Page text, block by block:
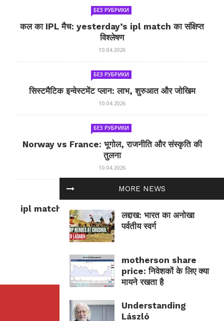
MORE NEWS
लद्दाख: भारत का अनोखा
पर्वतीय स्वर्ग
motherson share
price: निवेशकों के लिए क्या
मायने रखता है
Understanding
László
БЕЗ РУБРИКИ
कल का IPL मैच: yesterday’s ipl match का संक्षिप्त
विश्लेषण
10.04.2026
БЕЗ РУБРИКИ
सिस्टमैटिक इन्वेस्टमेंट प्लान: लाभ, शुरुआत और जोखिम
10.04.2026
БЕЗ РУБРИКИ
Norway vs France: भूगोल, राजनीति और संस्कृति की
तुलना
10.04.2026
БЕЗ РУБРИКИ
ipl match tomorrow: कल का IPL मैच — जानकारी
और सलाह
10.04.2026